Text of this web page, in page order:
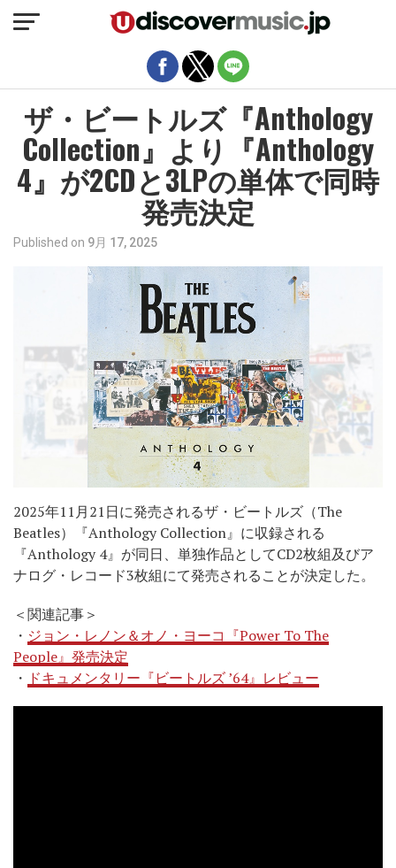
ザ・ビートルズ『Anthology
Collection』より『Anthology
4』が2CDと3LPの単体で同時
発売決定
Published on 9月 17, 2025
2025年11月21日に発売されるザ・ビートルズ（The
Beatles）『Anthology Collection』に収録される
『Anthology 4』が同日、単独作品としてCD2枚組及びア
ナログ・レコード3枚組にて発売されることが決定した。
＜関連記事＞
・ ジョン・レノン＆オノ・ヨーコ『Power To The
People』発売決定
・ ドキュメンタリー『ビートルズ ’64』レビュー
モバイルバージョンを終了